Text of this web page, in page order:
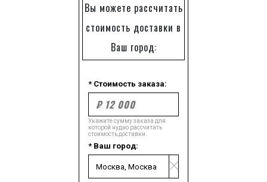
Вы можете рассчитать
стоимость доставки в
Ваш город:
* Стоимость заказа:
Укажите сумму заказа для
которой нудно рассчитать
стоимость доставки.
* Ваш город: